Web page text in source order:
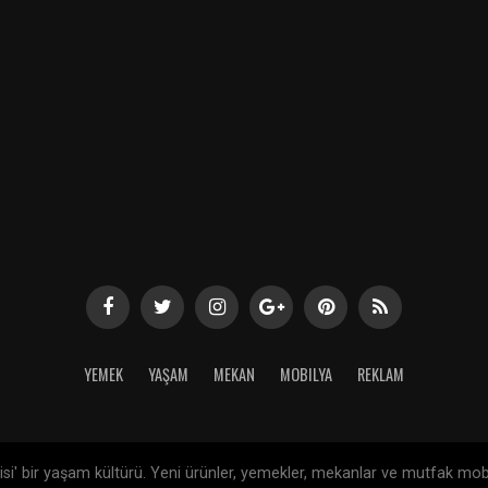
YEMEK YAŞAM MEKAN MOBILYA REKLAM
bir yaşam kültürü. Yeni ürünler, yemekler, mekanlar ve mutfak